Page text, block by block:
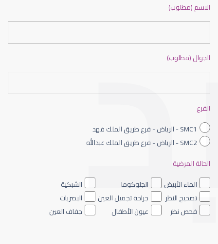
الماء الأزرق داخل العين
الاسم (مطلوب)
الجوال (مطلوب)
الفرع
SMC1 - الرياض - فرع طريق الملك فهد
SMC2 - الرياض - فرع طريق الملك عبدالله
الحالة المرضية
الماء الأبيض
الجلوكوما
الشبكية
تصحيح النظر
جراحة تجميل العين
البصريات
فحص نظر
عيون الأطفال جفاف العين